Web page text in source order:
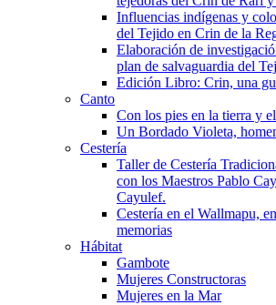
Influencias indígenas y
del Tejido en Crin de la
Elaboración de
plan de salvaguardia del
Edición Libro: Crin, una
Canto
Con los pies en la tierra y
Un Bordado Violeta,
Cestería
Taller de Cestería
con los Maestros Pablo
Cayulef.
Cestería en el Wallmapu,
memorias
Hábitat
Gambote
Mujeres Constructoras
Mujeres en la Mar